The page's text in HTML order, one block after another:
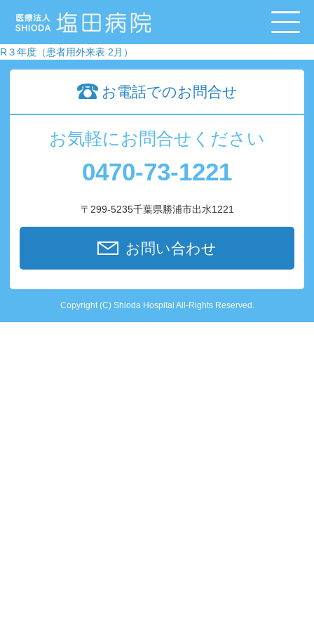
R３年度（患者用外来表 2月）
お電話でのお問合せ
お気軽にお問合せください
0470-73-1221
〒299-5235千葉県勝浦市出水1221
お問い合わせ
Copyright (C) Shioda Hospital All-Rights Reserved.